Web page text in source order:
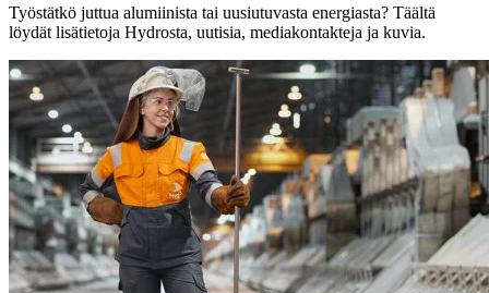
Työstätkö juttua alumiinista tai uusiutuvasta energiasta? Täältä
löydät lisätietoja Hydrosta, uutisia, mediakontakteja ja kuvia.